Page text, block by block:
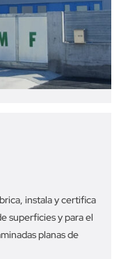
instala y certifica
superficies y para el
planas de